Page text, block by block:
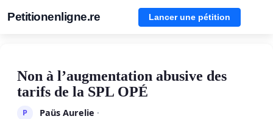
Petitionenligne.re Lancer une pétition
Non à l’augmentation abusive des
tarifs de la SPL OPÉ
P Paüs Aurelie ·